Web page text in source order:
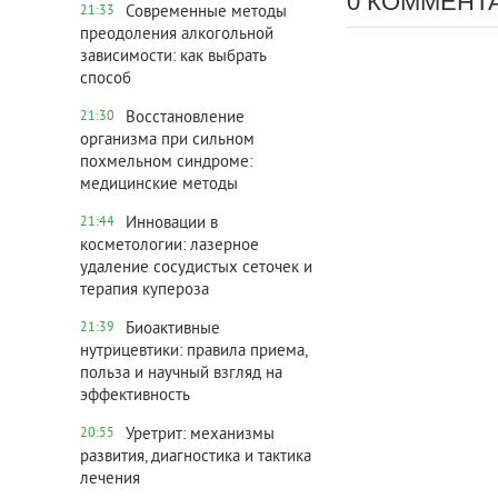
21:33
Современные методы
преодоления алкогольной
зависимости: как выбрать
способ
21:30
Восстановление
организма при сильном
похмельном синдроме:
медицинские методы
21:44
Инновации в
косметологии: лазерное
удаление сосудистых сеточек и
терапия купероза
21:39
Биоактивные
нутрицевтики: правила приема,
польза и научный взгляд на
эффективность
20:55
Уретрит: механизмы
развития, диагностика и тактика
лечения